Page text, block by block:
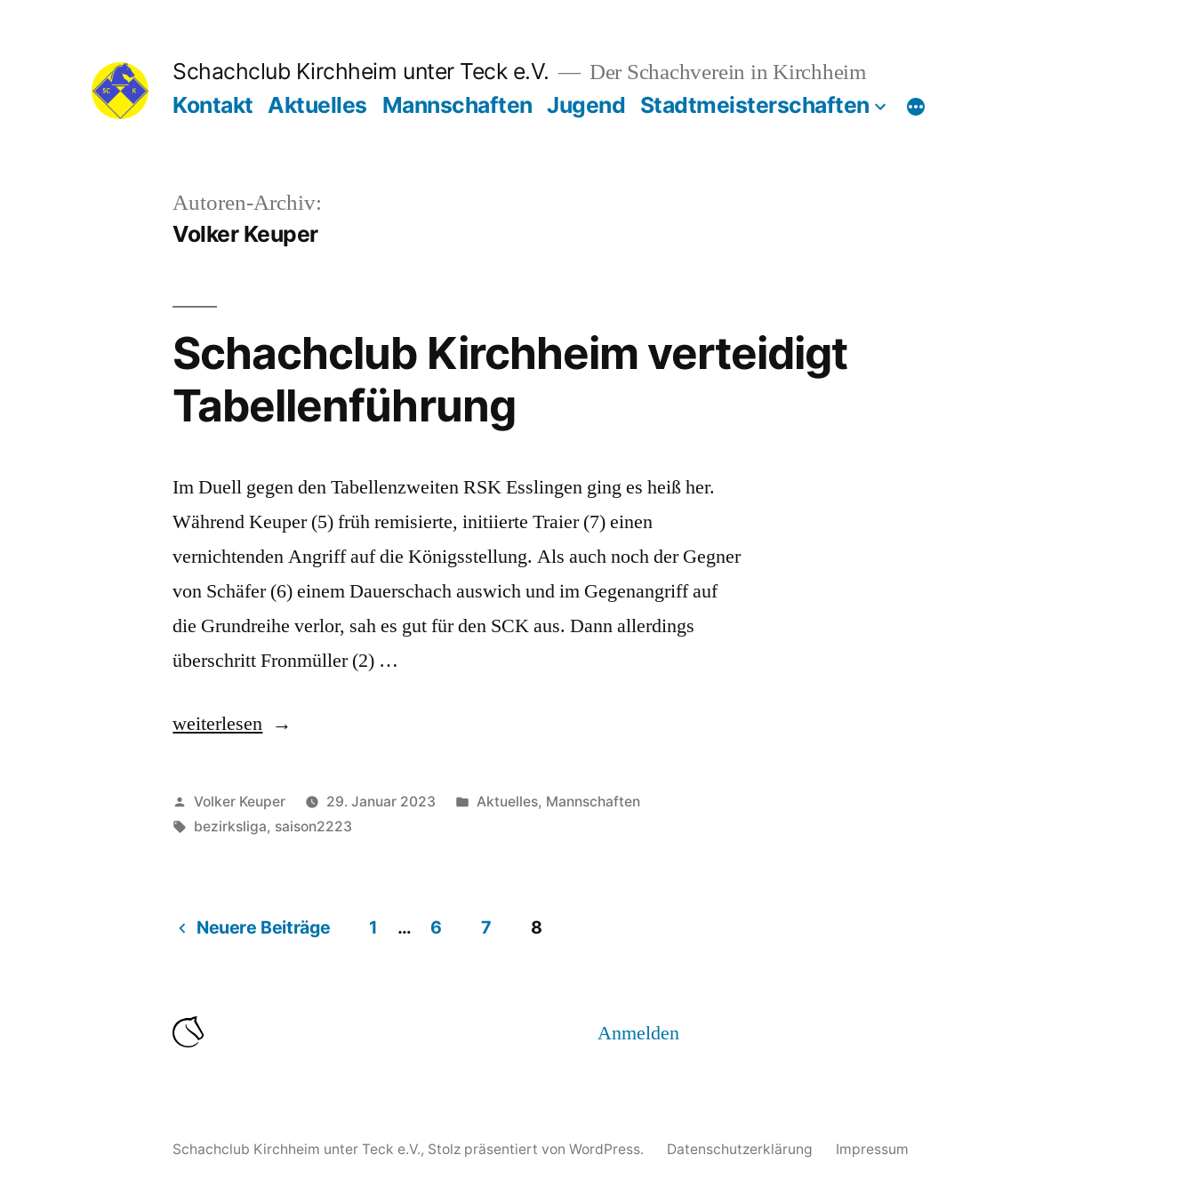
Schachclub Kirchheim unter Teck e.V. Der Schachverein in Kirchheim
Kontakt Aktuelles Mannschaften Jugend Stadtmeisterschaften
Autoren-Archiv:
Volker Keuper
Schachclub Kirchheim verteidigt
Tabellenführung
Im Duell gegen den Tabellenzweiten RSK Esslingen ging es heiß her.
Während Keuper (5) früh remisierte, initiierte Traier (7) einen
vernichtenden Angriff auf die Königsstellung. Als auch noch der Gegner
von Schäfer (6) einem Dauerschach auswich und im Gegenangriff auf
die Grundreihe verlor, sah es gut für den SCK aus. Dann allerdings
überschritt Fronmüller (2) …
„Schachclub
verteidigt
Tabellenführung“
weiterlesen
Veröffentlicht
von
Volker Keuper 29. Januar 2023
Veröffentlicht
Aktuelles, Mannschaften
Schlagwörter:
bezirksliga, saison2223
Neuere Beiträge 1 … 6 7 8
Anmelden
Schachclub Kirchheim unter Teck e.V., Stolz präsentiert von WordPress. Datenschutzerklärung Impressum